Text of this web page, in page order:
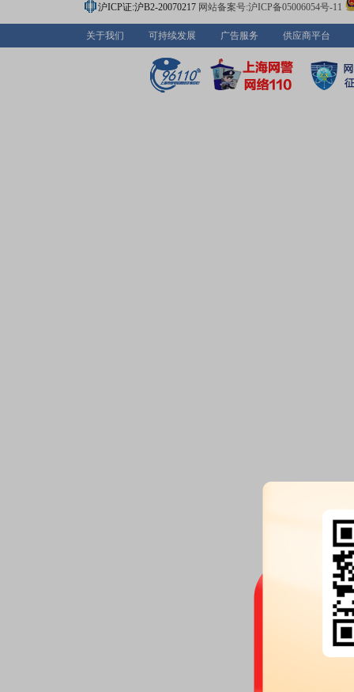
沪ICP证:沪B2-20070217 网站备案号:沪ICP备05006054号-11
关于我们 可持续发展 广告服务 供应商平台